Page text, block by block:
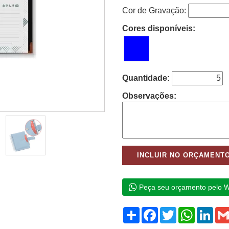
Cor de Gravação:
Cores disponíveis:
Quantidade:
Observações:
Peça seu orçamento pelo
Compartilhar
Facebook
Twitter